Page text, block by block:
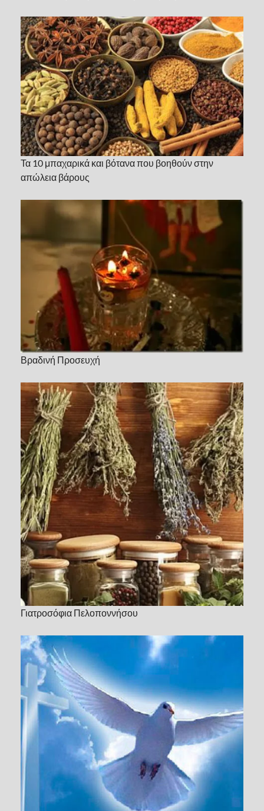
Τα 10 μπαχαρικά και βότανα που βοηθούν στην
απώλεια βάρους
Βραδινή Προσευχή
Γιατροσόφια Πελοποννήσου